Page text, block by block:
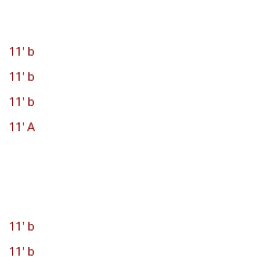
11' b
11' b
11' b
11' A
11' b
11' b